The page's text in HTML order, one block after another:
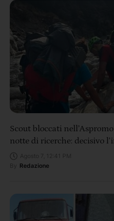
Scout bloccati
notte di ricerche: decisivo
Redazione